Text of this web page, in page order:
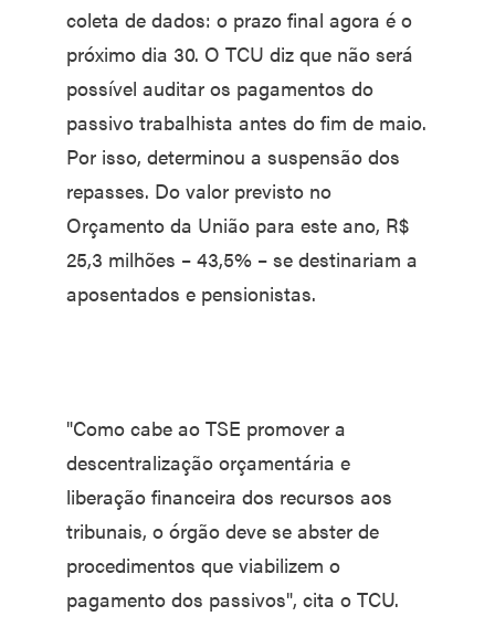
coleta de dados: o prazo final agora é o
próximo dia 30. O TCU diz que não será
possível auditar os pagamentos do
passivo trabalhista antes do fim de maio.
Por isso, determinou a suspensão dos
repasses. Do valor previsto no
Orçamento da União para este ano, R$
25,3 milhões – 43,5% – se destinariam a
aposentados e pensionistas.
"Como cabe ao TSE promover a
descentralização orçamentária e
liberação financeira dos recursos aos
tribunais, o órgão deve se abster de
procedimentos que viabilizem o
pagamento dos passivos", cita o TCU.